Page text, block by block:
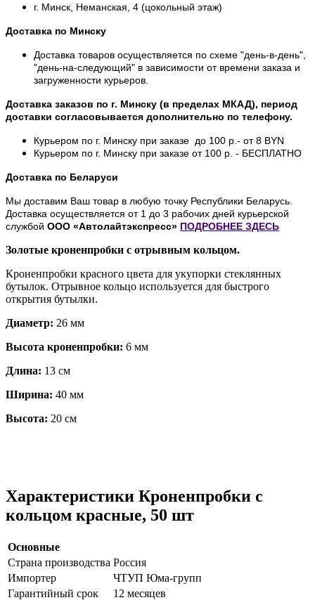
г. Минск, Неманская, 4 (цокольный этаж)
Доставка по Минску
Доставка товаров осуществляется по схеме "день-в-день",
"день-на-следующий" в зависимости от времени заказа и
загруженности курьеров.
Доставка заказов по г. Минску (в пределах МКАД), период
доставки согласовывается дополнительно по телефону.
Курьером по г. Минску при заказе до 100 р.- от 8 BYN
Курьером по г. Минску при заказе от 100 р. - БЕСПЛАТНО
Доставка по Беларуси
Мы доставим Ваш товар в любую точку Республики Беларусь.
Доставка осуществляется от 1 до 3 рабочих дней курьерской
службой ООО «Автолайтэкспресс» ПОДРОБНЕЕ ЗДЕСЬ
Золотые кроненпробки с отрывным кольцом.
Кроненпробки красного цвета для укупорки стеклянных
бутылок. Отрывное кольцо используется для быстрого
открытия бутылки.
Диаметр: 26 мм
Высота кроненпробки: 6 мм
Длина: 13 см
Ширина: 40 мм
Высота: 20 см
Характеристики Кроненпробки с
кольцом красные, 50 шт
Основные
Страна производства Россия
Импортер
ЧТУП Юма-групп
Гарантийный срок
12 месяцев